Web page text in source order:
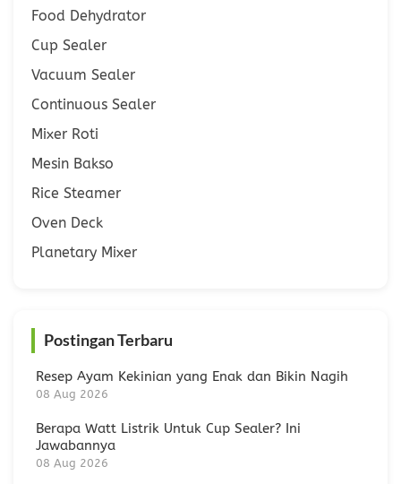
Food Dehydrator
Cup Sealer
Vacuum Sealer
Continuous Sealer
Mixer Roti
Mesin Bakso
Rice Steamer
Oven Deck
Planetary Mixer
Postingan Terbaru
Resep Ayam Kekinian yang Enak dan Bikin Nagih
08 Aug 2026
Berapa Watt Listrik Untuk Cup Sealer? Ini
Jawabannya
08 Aug 2026